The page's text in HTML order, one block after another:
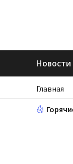
Новости
Главная